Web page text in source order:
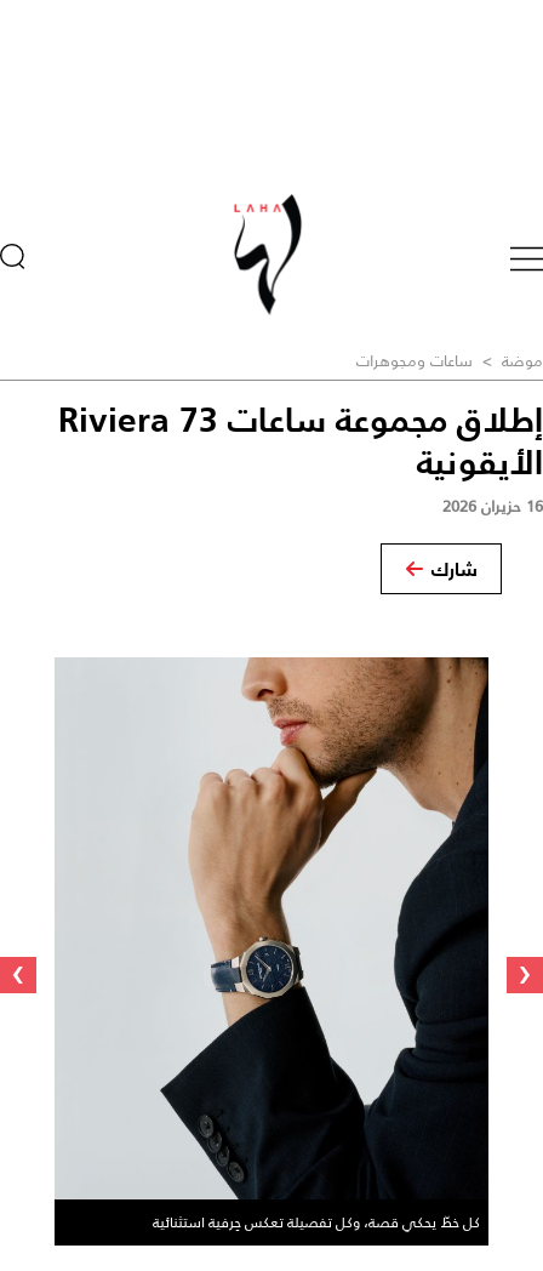
موضة > ساعات ومجوهرات
إطلاق مجموعة ساعات Riviera 73
الأيقونية
16 حزيران 2026
شارك
كل خطّ يحكي قصة، وكل تفصيلة تعكس حِرفية استثنائية
‹
›